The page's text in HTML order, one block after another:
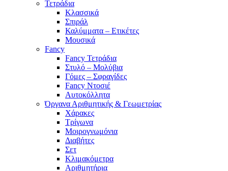
Τετράδια
Κλασσικά
Σπιράλ
Καλύμματα – Ετικέτες
Μουσικά
Fancy
Fancy Τετράδια
Στυλό – Μολύβια
Γόμες – Σφραγίδες
Fancy Ντοσιέ
Αυτοκόλλητα
Όργανα Αριθμητικής & Γεωμετρίας
Χάρακες
Τρίγωνα
Mοιρογνωμόνια
Διαβήτες
Σετ
Κλιμακόμετρα
Αριθμητήρια